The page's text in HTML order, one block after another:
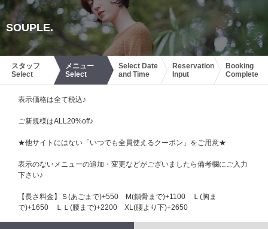
SOUPLE.
スタッフ
Select
メニュー
Select
Select Date
and Time
Reservation
Input
Booking
Complete
表示価格は全て税込♪
ご新規様はALL20%off♪
★他サイトにはない「いつでも全員使えるクーポン」をご用意★
表示のないメニューの追加・変更などがございましたら備考欄にご入力
下さい♪
【長さ料金】Ｓ(あごまで)+550 М(鎖骨まで)+1100 Ｌ(胸ま
で)+1650 ＬＬ(腰まで)+2200 XL(腰より下)+2650